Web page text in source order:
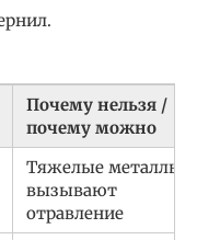
Почему нельзя /
почему можно
Тяжелые металлы
вызывают
отравление